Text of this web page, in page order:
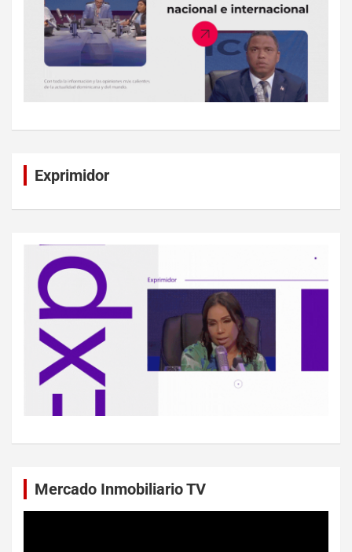
Exprimidor
Mercado Inmobiliario TV